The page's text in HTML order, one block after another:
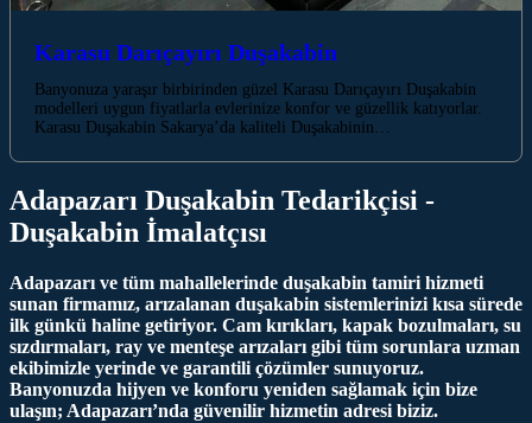
Karasu Darıçayırı Duşakabin
Banyonuza yaraşır birbirinden güzel Karasu Darıçayırı Duşakabin
modelleri uygun fiyatlarla evlerinize konfor ve güzellik katıyorlar.
Karasu Duşakabin Sakarya’da kaliteli Duşakabinin…
Adapazarı Duşakabin Tedarikçisi -
Duşakabin İmalatçısı
Adapazarı ve tüm mahallelerinde duşakabin tamiri hizmeti
sunan firmamız, arızalanan duşakabin sistemlerinizi kısa sürede
ilk günkü haline getiriyor. Cam kırıkları, kapak bozulmaları, su
sızdırmaları, ray ve menteşe arızaları gibi tüm sorunlara uzman
ekibimizle yerinde ve garantili çözümler sunuyoruz.
Banyonuzda hijyen ve konforu yeniden sağlamak için bize
ulaşın; Adapazarı’nda güvenilir hizmetin adresi biziz.